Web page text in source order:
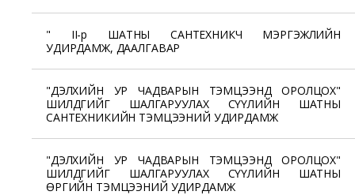
" II-р ШАТНЫ САНТЕХНИКЧ МЭРГЭЖЛИЙН
УДИРДАМЖ, ДААЛГАВАР
"ДЭЛХИЙН УР ЧАДВАРЫН ТЭМЦЭЭНД ОРОЛЦОХ"
ШИЛДГИЙГ ШАЛГАРУУЛАХ СҮҮЛИЙН ШАТНЫ
САНТЕХНИКИЙН ТЭМЦЭЭНИЙ УДИРДАМЖ
"ДЭЛХИЙН УР ЧАДВАРЫН ТЭМЦЭЭНД ОРОЛЦОХ"
ШИЛДГИЙГ ШАЛГАРУУЛАХ СҮҮЛИЙН ШАТНЫ
ӨРГИЙН ТЭМЦЭЭНИЙ УДИРДАМЖ